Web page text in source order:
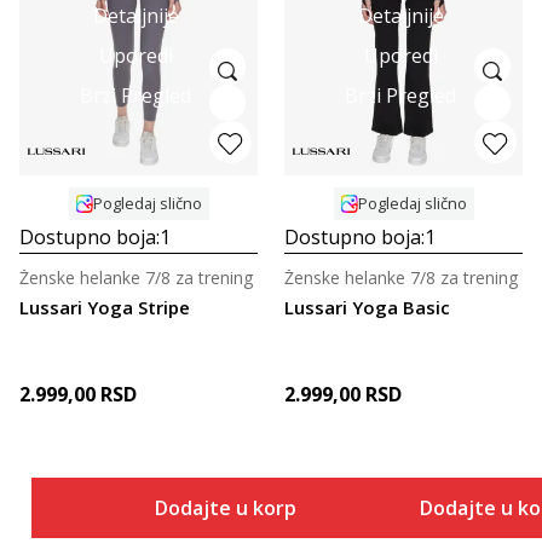
Detaljnije
Uporedi
Brzi Pregled
Pogledaj slično
Dostupno boja:1
Lussari Yoga Stripe
Ženske helanke 7/8 za trening
2.999,00 RSD
Dodajte u korpu
Detaljnije
Uporedi
Brzi Pregled
Pogledaj slično
Dostupno boja:1
Lussari Yoga Basic
Ženske helanke 7/8 za trening
2.999,00 RSD
Dodajte u